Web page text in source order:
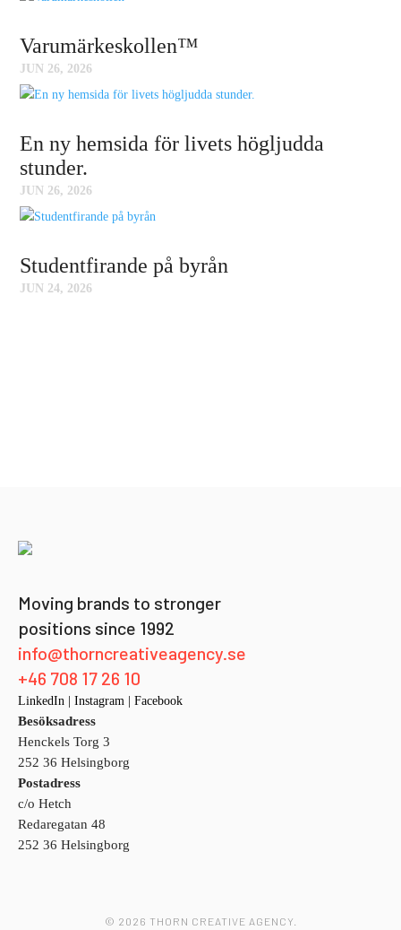
Varumärkeskollen™
JUN 26, 2026
En ny hemsida för livets högljudda
stunder.
JUN 26, 2026
Studentfirande på byrån
JUN 24, 2026
Moving brands to stronger
positions since 1992
info@thorncreativeagency.se
+46 708 17 26 10
LinkedIn Instagram Facebook
Besöksadress
Henckels Torg 3
252 36 Helsingborg
Postadress
c/o Hetch
Redaregatan 48
252 36 Helsingborg
© 2026 THORN CREATIVE AGENCY.